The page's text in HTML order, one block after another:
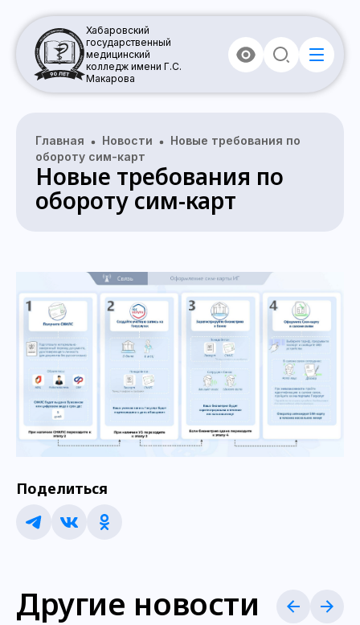
Хабаровский
государственный
медицинский
колледж имени Г.С.
Макарова
Главная Новости
Новые требования по
обороту сим-карт
Новые требования по
обороту сим-карт
Поделиться
Другие новости